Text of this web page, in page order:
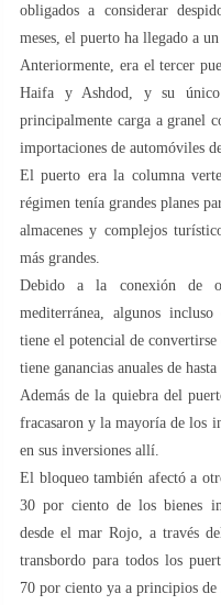
obligados a considerar
meses, el puerto ha llegado a
Anteriormente, era el tercer
Haifa y Ashdod, y su
principalmente carga a granel
importaciones de automóviles
El puerto era la columna
régimen tenía grandes planes
almacenes y complejos
más grandes.
Debido a la conexión de
mediterránea, algunos
tiene el potencial de
tiene ganancias anuales de
Además de la quiebra del
fracasaron y la mayoría de los
en sus inversiones allí.
El bloqueo también afectó a
30 por ciento de los bienes
desde el mar Rojo, a través
transbordo para todos los
70 por ciento ya a principios de